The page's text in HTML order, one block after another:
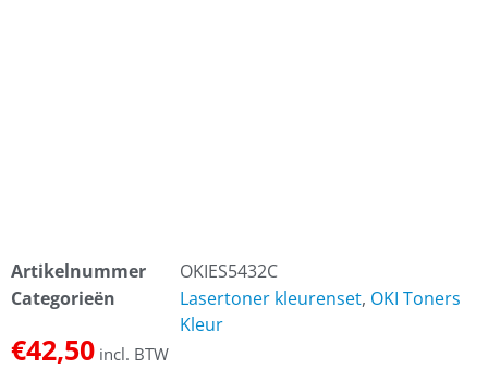
Artikelnummer
OKIES5432C
Categorieën
Lasertoner kleurenset, OKI Toners
Kleur
€42,50 incl. BTW